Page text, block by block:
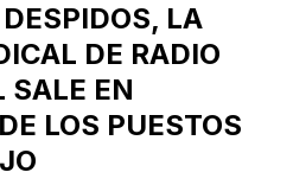
LA
DE RADIO
SALE EN
LOS PUESTOS